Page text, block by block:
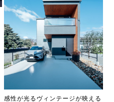
感性が光るヴィンテージが映える